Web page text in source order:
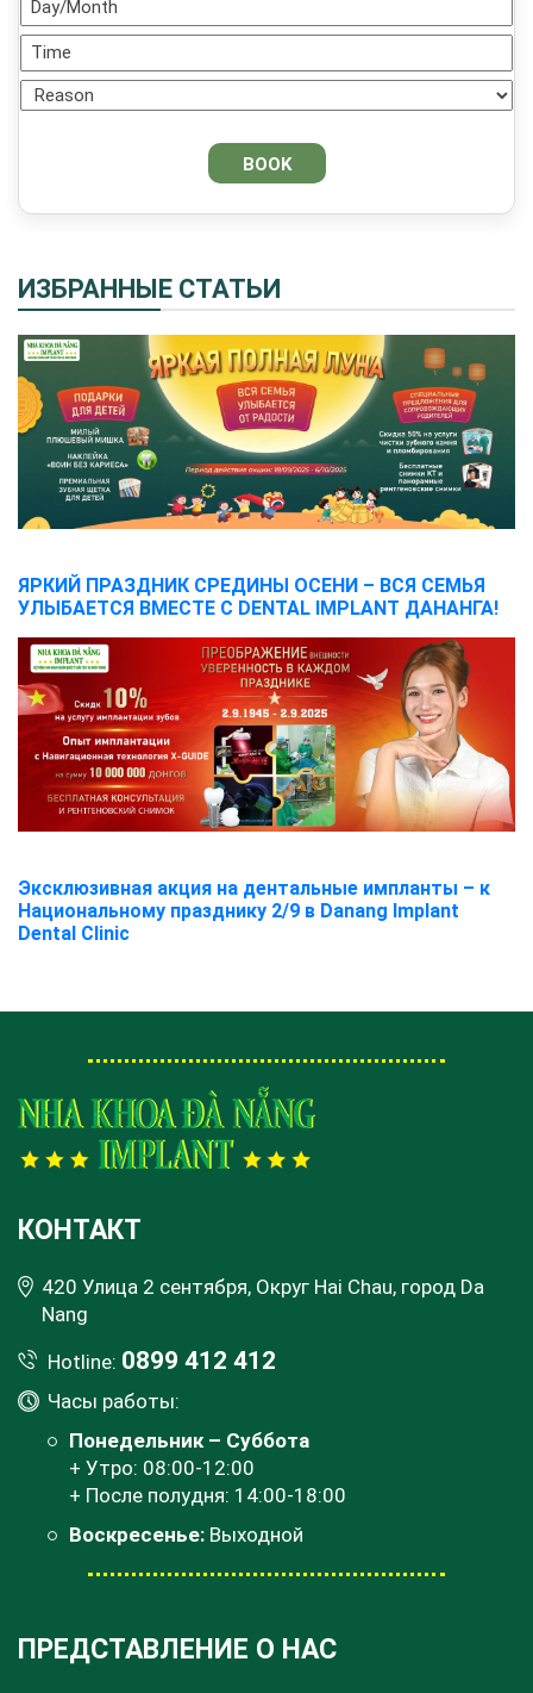
ИЗБРАННЫЕ СТАТЬИ
ЯРКИЙ ПРАЗДНИК СРЕДИНЫ ОСЕНИ – ВСЯ СЕМЬЯ
УЛЫБАЕТСЯ ВМЕСТЕ С DENTAL IMPLANT ДАНАНГА!
Эксклюзивная акция на дентальные импланты – к
Национальному празднику 2/9 в Danang Implant
Dental Clinic
КОНТАКТ
420 Улица 2 сентября, Округ Hai Chau, город Da
Nang
Hotline: 0899 412 412
Часы работы:
Понедельник – Суббота
+ Утро: 08:00-12:00
+ После полудня: 14:00-18:00
Воскресенье: Выходной
ПРЕДСТАВЛЕНИЕ О НАС